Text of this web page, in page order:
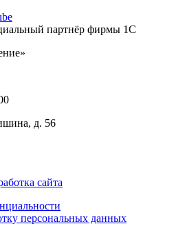
д. 56
персональных данных